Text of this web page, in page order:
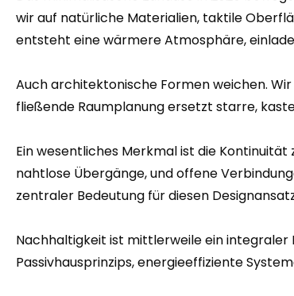
wir auf natürliche Materialien, taktile
entsteht eine wärmere Atmosphäre,
Auch architektonische Formen weichen.
fließende Raumplanung ersetzt starre,
Ein wesentliches Merkmal ist die
nahtlose Übergänge, und offene
zentraler Bedeutung für diesen
Nachhaltigkeit ist mittlerweile ein
Passivhausprinzips, energieeffiziente